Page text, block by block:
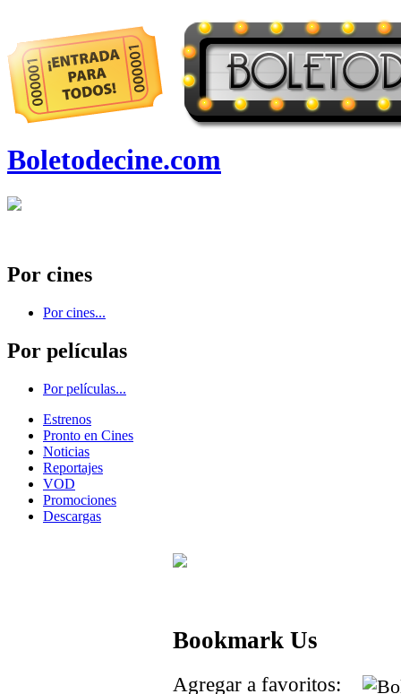
Boletodecine.com
Por cines
Por cines...
Por películas
Por películas...
Estrenos
Pronto en Cines
Noticias
Reportajes
VOD
Promociones
Descargas
Bookmark Us
Agregar a favoritos: